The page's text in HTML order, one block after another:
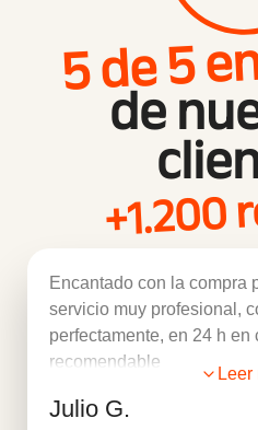
5 de 5
de
+1.200
Encantado con la compra
servicio muy profesional,
perfectamente, en 24 h en
recomendable
Leer
Julio G.